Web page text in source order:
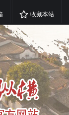
收藏本站